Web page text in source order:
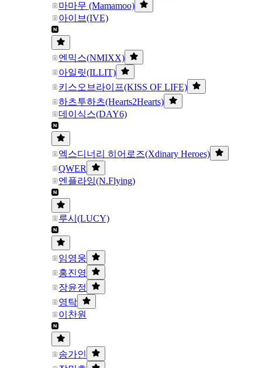
마마무 (Mamamoo)
아이브(IVE)
엔믹스(NMIXX)
아일릿(ILLIT)
키스오브라이프(KISS OF LIFE)
하츠투하츠(Hearts2Hearts)
데이식스(DAY6)
엑스디너리 히어로즈(Xdinary Heroes)
QWER
엔플라잉(N.Flying)
루시(LUCY)
임영웅
홍진영
장윤정
영탁
이찬원
송가인